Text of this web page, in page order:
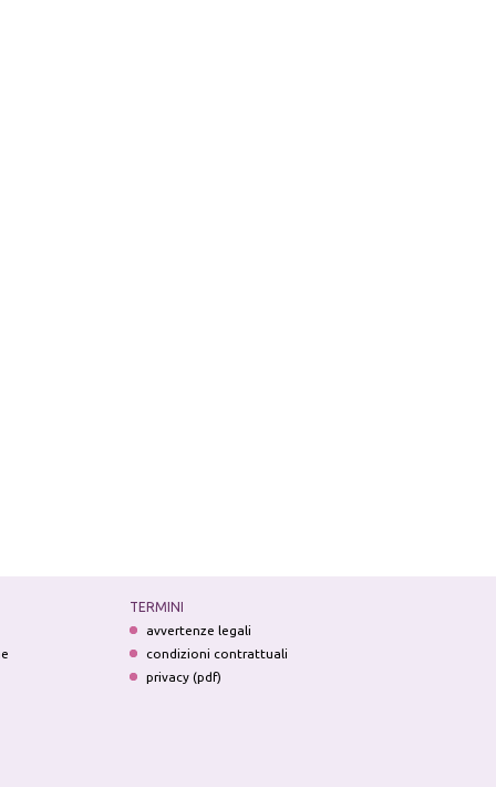
TERMINI
avvertenze legali
condizioni contrattuali
privacy (pdf)